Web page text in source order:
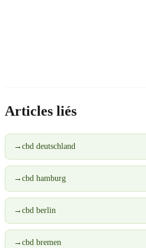
Articles liés
→ cbd deutschland
→ cbd hamburg
→ cbd berlin
→ cbd bremen